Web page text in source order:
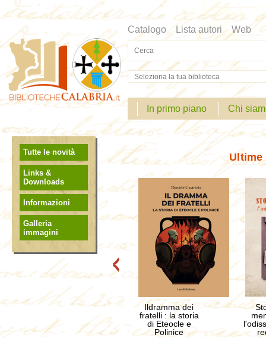
Catalogo Lista autori Web
Cerca su "Catalogo"
In primo piano Chi
Ultime
Scorri
indietro
vetrina
Ildramma dei
fratelli : la storia
di Eteocle e
Polinice
Tutte le novità
Links &
Downloads
Informazioni
Galleria
immagini